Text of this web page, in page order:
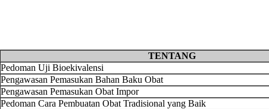
TENTANG
Pedoman Uji Bioekivalensi
Pengawasan Pemasukan Bahan Baku Obat
Pengawasan Pemasukan Obat Impor
Pedoman Cara Pembuatan Obat Tradisional yang Baik